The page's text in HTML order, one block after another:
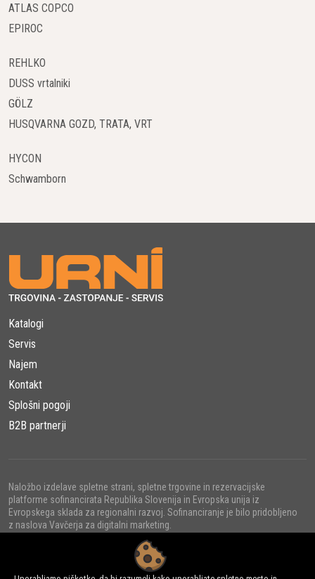
ATLAS COPCO
EPIROC
REHLKO
DUSS vrtalniki
GÖLZ
HUSQVARNA GOZD, TRATA, VRT
HYCON
Schwamborn
Katalogi
Servis
Najem
Kontakt
Splošni pogoji
B2B partnerji
Naložbo izdelave spletne strani, spletne trgovine in rezervacijske
platforme sofinancirata Republika Slovenija in Evropska unija iz
Evropskega sklada za regionalni razvoj. Sofinanciranje je bilo pridobljeno
z naslova Vavčerja za digitalni marketing.